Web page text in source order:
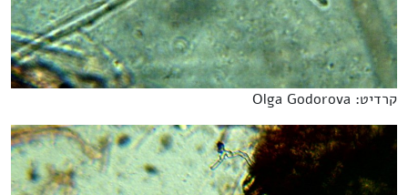
קרדיט: Olga Godorova